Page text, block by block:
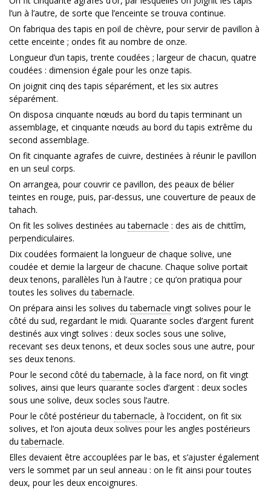
l’un à l’autre, de sorte que l’enceinte se trouva continue.
On fabriqua des tapis en poil de chèvre, pour servir de pavillon à
cette enceinte ; ondes fit au nombre de onze.
Longueur d’un tapis, trente coudées ; largeur de chacun, quatre
coudées : dimension égale pour les onze tapis.
On joignit cinq des tapis séparément, et les six autres
séparément.
On disposa cinquante nœuds au bord du tapis terminant un
assemblage, et cinquante nœuds au bord du tapis extrême du
second assemblage.
On fit cinquante agrafes de cuivre, destinées à réunir le pavillon
en un seul corps.
On arrangea, pour couvrir ce pavillon, des peaux de bélier
teintes en rouge, puis, par-dessus, une couverture de peaux de
tahach.
On fit les solives destinées autabernacle : des ais de chittîm,
perpendiculaires.
Dix coudées formaient la longueur de chaque solive, une
coudée et demie la largeur de chacune. Chaque solive portait
deux tenons, parallèles l’un à l’autre ; ce qu’on pratiqua pour
toutes les solives dutabernacle.
On prépara ainsi les solives dutabernacle vingt solives pour le
côté du sud, regardant le midi. Quarante socles d’argent furent
destinés aux vingt solives : deux socles sous une solive,
recevant ses deux tenons, et deux socles sous une autre, pour
ses deux tenons.
Pour le second côté dutabernacle, à la face nord, on fit vingt
solives, ainsi que leurs quarante socles d’argent : deux socles
sous une solive, deux socles sous l’autre.
Pour le côté postérieur dutabernacle, à l’occident, on fit six
solives, et l’on ajouta deux solives pour les angles postérieurs
dutabernacle.
Elles devaient être accouplées par le bas, et s’ajuster également
vers le sommet par un seul anneau : on le fit ainsi pour toutes
deux, pour les deux encoignures.